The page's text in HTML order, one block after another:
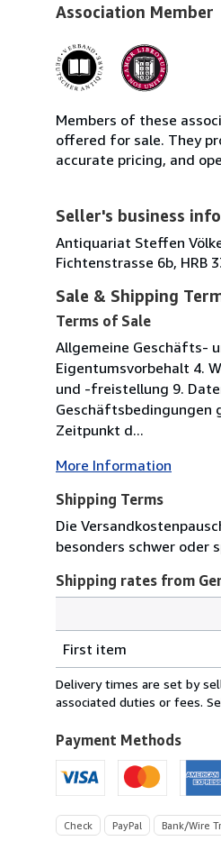
Association Member
Members of these
offered for sale. They
accurate pricing, and
Seller's business
Antiquariat Steffen
Fichtenstrasse 6b, HRB
Sale & Shipping
Terms of Sale
Allgemeine Geschäfts-
Eigentumsvorbehalt 4.
und -freistellung 9.
Geschäftsbedingungen
Zeitpunkt d...
More Information
Shipping Terms
Die
besonders schwer oder
Shipping rates from
rates
from
Germany
U.S.A.
First item
Delivery times are set by
associated duties or fees.
Payment Methods
Check PayPal Bank/Wire